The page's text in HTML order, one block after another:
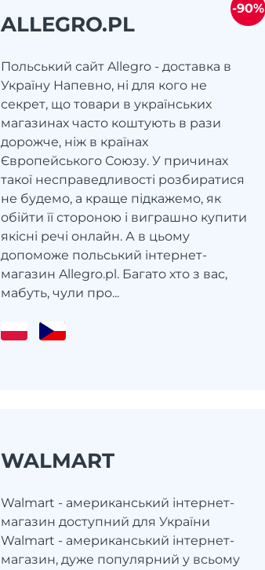
ALLEGRO.PL
Польський сайт Allegro - доставка в
Україну Напевно, ні для кого не
секрет, що товари в українських
магазинах часто коштують в рази
дорожче, ніж в країнах
Європейського Союзу. У причинах
такої несправедливості розбиратися
не будемо, а краще підкажемо, як
обійти її стороною і виграшно купити
якісні речі онлайн. А в цьому
допоможе польський інтернет-
магазин Allegro.pl. Багато хто з вас,
мабуть, чули про...
-90%
WALMART
Walmart - американський інтернет-
магазин доступний для України
Walmart - американський інтернет-
магазин, дуже популярний у всьому